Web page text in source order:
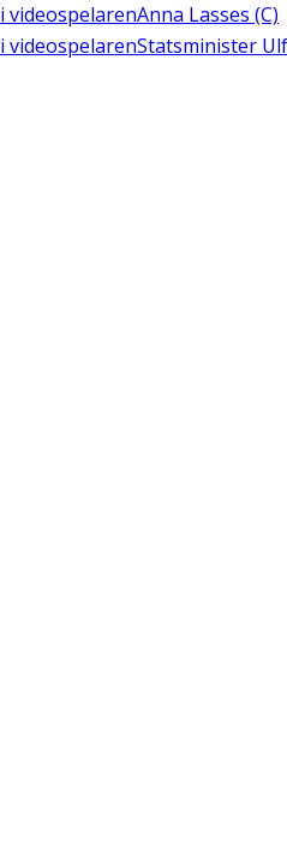
i videospelarenAnna Lasses (C)
i videospelarenStatsminister Ulf